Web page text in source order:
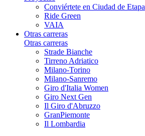
Conviértete en Ciudad de Etapa
Ride Green
VAIA
Otras carreras
Otras carreras
Strade Bianche
Tirreno Adriatico
Milano-Torino
Milano-Sanremo
Giro d'Italia Women
Giro Next Gen
Il Giro d'Abruzzo
GranPiemonte
Il Lombardia